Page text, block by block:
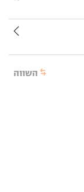
השווה